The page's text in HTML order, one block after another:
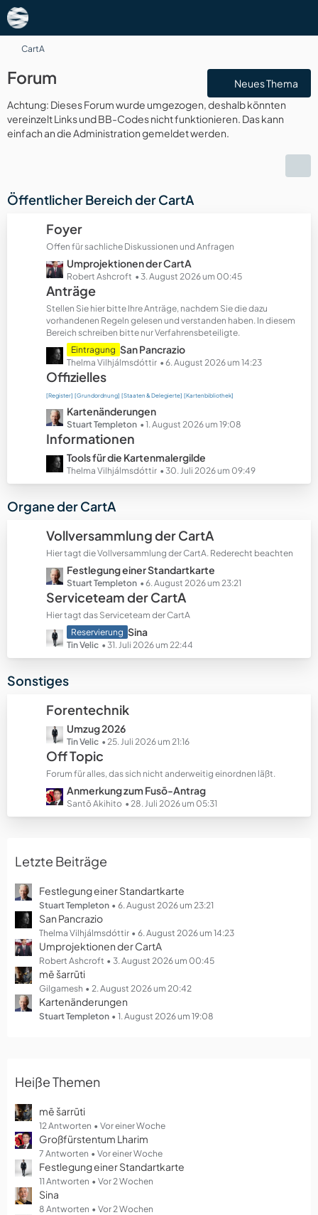
CartA
Forum
Neues Thema
Achtung: Dieses Forum wurde umgezogen, deshalb könnten
vereinzelt Links und BB-Codes nicht funktionieren. Das kann
einfach an die Administration gemeldet werden.
Öffentlicher Bereich der CartA
Foyer
Offen für sachliche Diskussionen und Anfragen
L
e
t
z
t
e
B
e
i
t
ä
g
e
Umprojektionen der CartA
Robert Ashcroft 3. August 2026 um 00:45
Anträge
Stellen Sie hier bitte Ihre Anträge, nachdem Sie die dazu
vorhandenen Regeln gelesen und verstanden haben. In diesem
Bereich schreiben bitte nur Verfahrensbeteiligte.
L
e
t
z
t
e
B
ä
e
Eintragung San Pancrazio
Thelma Vilhjálmsdóttir 6. August 2026 um 14:23
Offizielles
[Register] [Grundordnung] [Staaten & Delegierte] [Kartenbibliothek]
L
e
z
e
e
t
r
ä
g
e
Kartenänderungen
Stuart Templeton 1. August 2026 um 19:08
Informationen
L
e
t
t
e
B
e
i
t
r
ä
g
e
Tools für die Kartenmalergilde
Thelma Vilhjálmsdóttir 30. Juli 2026 um 09:49
Organe der CartA
Vollversammlung der CartA
Hier tagt die Vollversammlung der CartA. Rederecht beachten
L
e
t
z
t
e
B
i
r
ä
g
e
Festlegung einer Standartkarte
Stuart Templeton 6. August 2026 um 23:21
Serviceteam der CartA
Hier tagt das Serviceteam der CartA
L
e
t
t
e
B
e
i
t
r
ä
g
e
Reservierung Sina
Tin Velic 31. Juli 2026 um 22:44
Sonstiges
Forentechnik
L
e
t
z
t
e
B
t
r
g
Umzug 2026
Tin Velic 25. Juli 2026 um 21:16
Off Topic
Forum für alles, das sich nicht anderweitig einordnen läßt.
L
e
t
e
e
i
t
r
ä
g
e
Anmerkung zum Fusō-Antrag
Santō Akihito 28. Juli 2026 um 05:31
Letzte Beiträge
Festlegung einer Standartkarte
Stuart Templeton 6. August 2026 um 23:21
San Pancrazio
Thelma Vilhjálmsdóttir 6. August 2026 um 14:23
Umprojektionen der CartA
Robert Ashcroft 3. August 2026 um 00:45
mē šarrūti
Gilgamesh 2. August 2026 um 20:42
Kartenänderungen
Stuart Templeton 1. August 2026 um 19:08
Heiße Themen
mē šarrūti
12 Antworten Vor einer Woche
Großfürstentum Lharim
7 Antworten Vor einer Woche
Festlegung einer Standartkarte
11 Antworten Vor 2 Wochen
Sina
8 Antworten Vor 2 Wochen